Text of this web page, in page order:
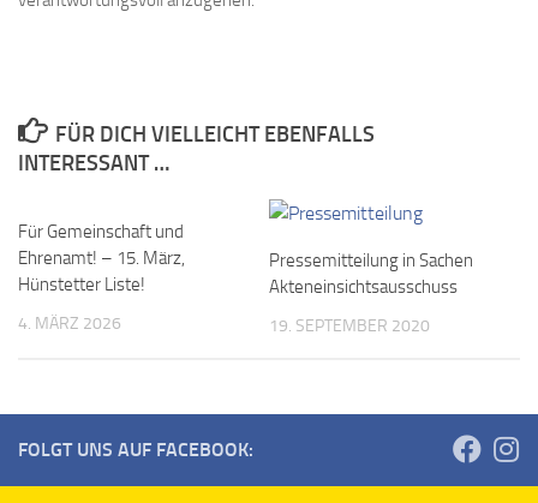
FÜR DICH VIELLEICHT EBENFALLS
INTERESSANT …
Für Gemeinschaft und
Ehrenamt! – 15. März,
Hünstetter Liste!
4. MÄRZ 2026
Pressemitteilung in Sachen
Akteneinsichtsausschuss
19. SEPTEMBER 2020
FOLGT UNS AUF FACEBOOK: